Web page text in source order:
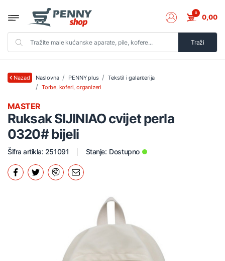
Traži
0 0,00
Nazad Naslovna PENNY plus
Tekstil i galanterija
Torbe, koferi, organizeri
Ruksak SIJINIAO cvijet perla
0320# bijeli
MASTER
Šifra artikla: 251091 Stanje: Dostupno